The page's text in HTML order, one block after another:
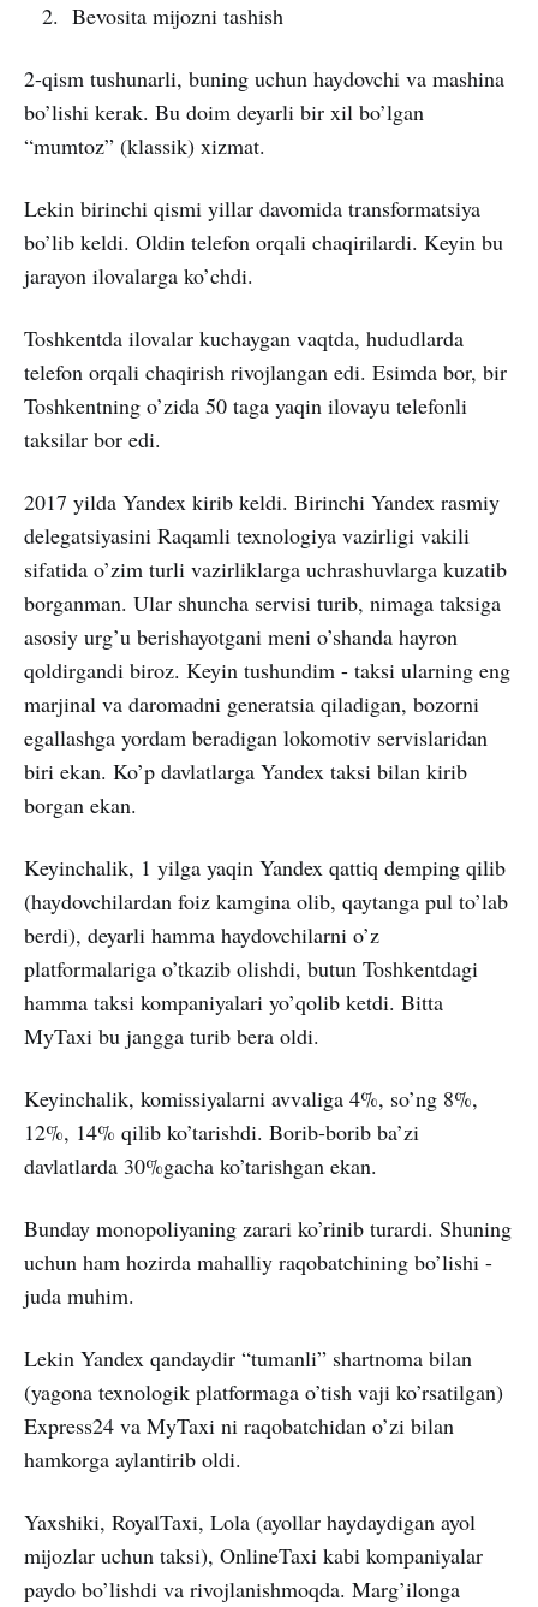
Bevosita mijozni tashish
2-qism tushunarli, buning uchun haydovchi va mashina
bo’lishi kerak. Bu doim deyarli bir xil bo’lgan
“mumtoz” (klassik) xizmat.
Lekin birinchi qismi yillar davomida transformatsiya
bo’lib keldi. Oldin telefon orqali chaqirilardi. Keyin bu
jarayon ilovalarga ko’chdi.
Toshkentda ilovalar kuchaygan vaqtda, hududlarda
telefon orqali chaqirish rivojlangan edi. Esimda bor, bir
Toshkentning o’zida 50 taga yaqin ilovayu telefonli
taksilar bor edi.
2017 yilda Yandex kirib keldi. Birinchi Yandex rasmiy
delegatsiyasini Raqamli texnologiya vazirligi vakili
sifatida o’zim turli vazirliklarga uchrashuvlarga kuzatib
borganman. Ular shuncha servisi turib, nimaga taksiga
asosiy urg’u berishayotgani meni o’shanda hayron
qoldirgandi biroz. Keyin tushundim - taksi ularning eng
marjinal va daromadni generatsia qiladigan, bozorni
egallashga yordam beradigan lokomotiv servislaridan
biri ekan. Ko’p davlatlarga Yandex taksi bilan kirib
borgan ekan.
Keyinchalik, 1 yilga yaqin Yandex qattiq demping qilib
(haydovchilardan foiz kamgina olib, qaytanga pul to’lab
berdi), deyarli hamma haydovchilarni o’z
platformalariga o’tkazib olishdi, butun Toshkentdagi
hamma taksi kompaniyalari yo’qolib ketdi. Bitta
MyTaxi bu jangga turib bera oldi.
Keyinchalik, komissiyalarni avvaliga 4%, so’ng 8%,
12%, 14% qilib ko’tarishdi. Borib-borib ba’zi
davlatlarda 30%gacha ko’tarishgan ekan.
Bunday monopoliyaning zarari ko’rinib turardi. Shuning
uchun ham hozirda mahalliy raqobatchining bo’lishi -
juda muhim.
Lekin Yandex qandaydir “tumanli” shartnoma bilan
(yagona texnologik platformaga o’tish vaji ko’rsatilgan)
Express24 va MyTaxi ni raqobatchidan o’zi bilan
hamkorga aylantirib oldi.
Yaxshiki, RoyalTaxi, Lola (ayollar haydaydigan ayol
mijozlar uchun taksi), OnlineTaxi kabi kompaniyalar
paydo bo’lishdi va rivojlanishmoqda. Marg’ilonga